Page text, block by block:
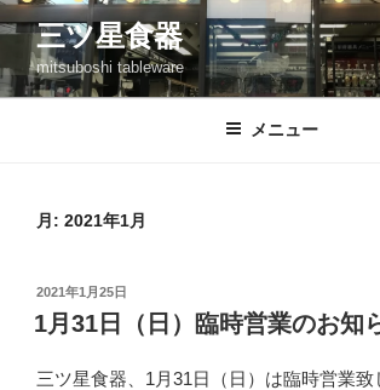
コ
テ
ン
三ツ星食器
mitsuboshi tableware
メニュー
月: 2021年1月
投
稿
日:
2021年1月25日
1月31日（日）臨時営業のお知
三ツ星食器、1月31日（日）は臨時営業致